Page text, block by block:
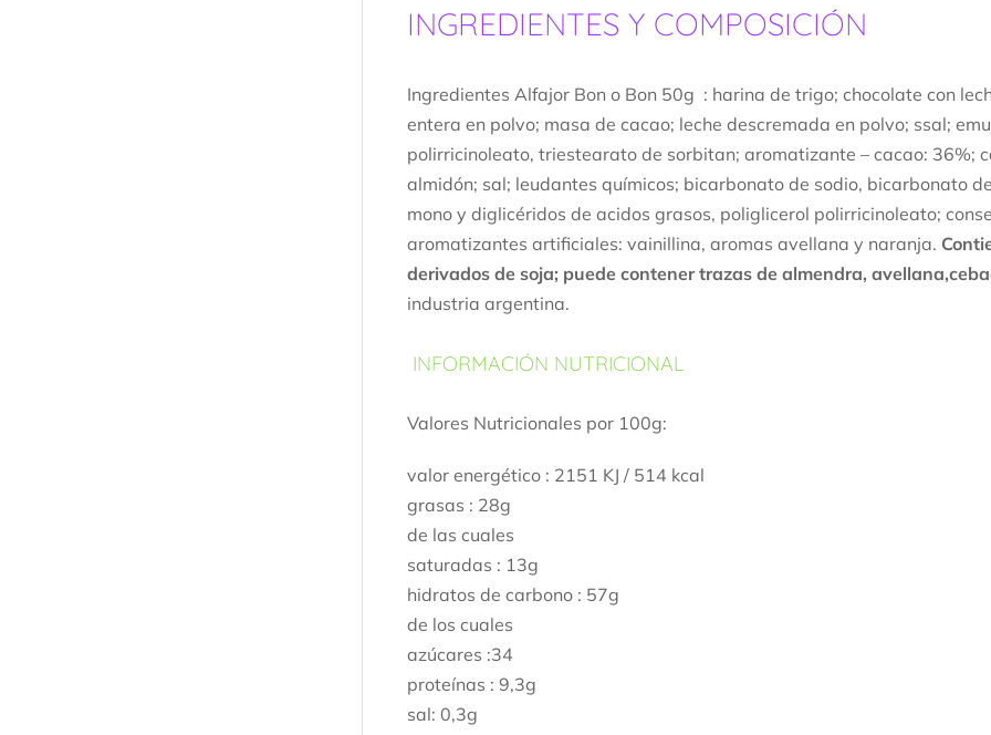
INGREDIENTES Y COMPOSICIÓN
Ingredientes Alfajor Bon o Bon 50g : harina de trigo; chocolate con
entera en polvo; masa de cacao; leche descremada en polvo; ssal;
polirricinoleato, triestearato de sorbitan; aromatizante – cacao: 36%;
almidón; sal; leudantes químicos; bicarbonato de sodio, bicarbonato
mono y diglicéridos de acidos grasos, poliglicerol polirricinoleato;
aromatizantes artificiales: vainillina, aromas avellana y naranja.
derivados de soja; puede contener trazas de almendra,
industria argentina.
INFORMACIÓN NUTRICIONAL
Valores Nutricionales por 100g:
valor energético : 2151 KJ / 514 kcal
grasas : 28g
de las cuales
saturadas : 13g
hidratos de carbono : 57g
de los cuales
azúcares :34
proteínas : 9,3g
sal: 0,3g